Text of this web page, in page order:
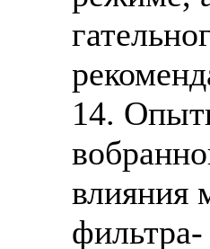
14.
влияния
фильтра-